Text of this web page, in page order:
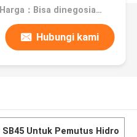
Harga：Bisa dinegosiasikan
Hubungi kami
Untuk Pemutus Hidro